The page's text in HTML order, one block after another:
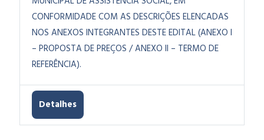
CONFORMIDADE COM AS DESCRIÇÕES ELENCADAS
NOS ANEXOS INTEGRANTES DESTE EDITAL (ANEXO I
– PROPOSTA DE PREÇOS / ANEXO II – TERMO DE
REFERÊNCIA).
Detalhes